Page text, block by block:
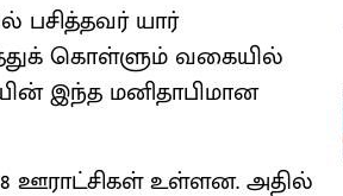
பசித்தவர் யார்
கொள்ளும் வகையில்
இந்த மனிதாபிமான
ஊராட்சிகள் உள்ளன. அதில்